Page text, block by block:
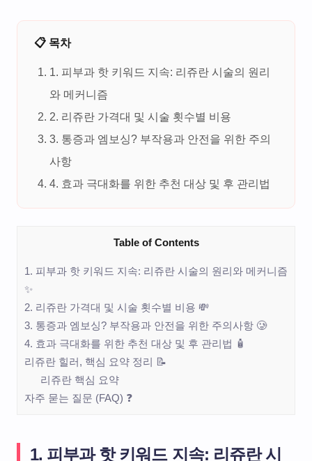
📋 목차
1. 피부과 핫 키워드 지속: 리쥬란 시술의 원리
와 메커니즘
2. 리쥬란 가격대 및 시술 횟수별 비용
3. 통증과 엠보싱? 부작용과 안전을 위한 주의
사항
4. 효과 극대화를 위한 추천 대상 및 후 관리법
Table of Contents
1. 피부과 핫 키워드 지속: 리쥬란 시술의 원리와 메커니즘
✨
2. 리쥬란 가격대 및 시술 횟수별 비용 💸
3. 통증과 엠보싱? 부작용과 안전을 위한 주의사항 🥲
4. 효과 극대화를 위한 추천 대상 및 후 관리법 🧴
리쥬란 힐러, 핵심 요약 정리 📝
리쥬란 핵심 요약
자주 묻는 질문 (FAQ) ❓
1. 피부과 핫 키워드 지속: 리쥬란 시